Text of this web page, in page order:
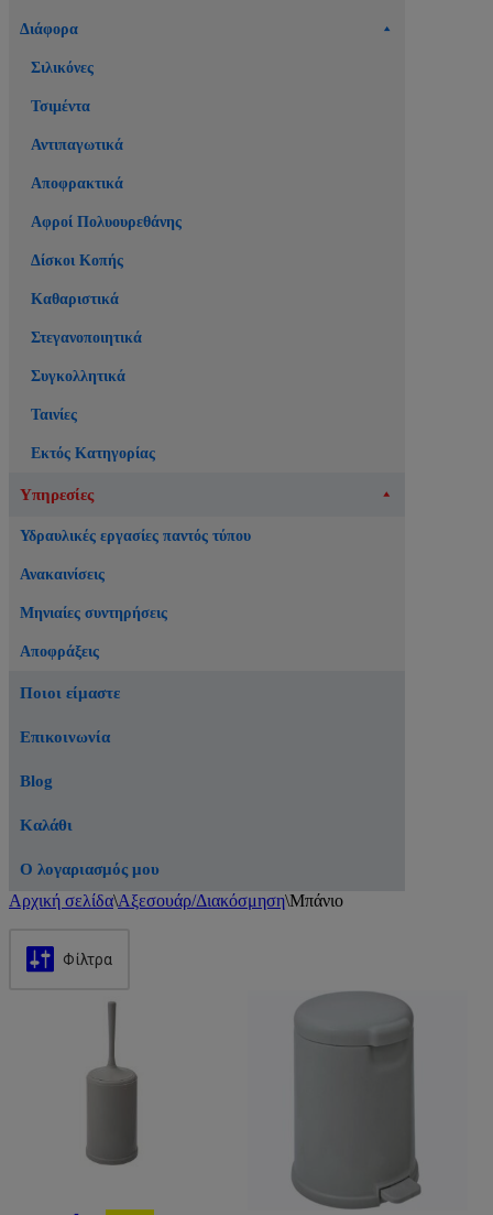
Διάφορα
Σιλικόνες
Τσιμέντα
Αντιπαγωτικά
Αποφρακτικά
Αφροί Πολυουρεθάνης
Δίσκοι Κοπής
Καθαριστικά
Στεγανοποιητικά
Συγκολλητικά
Ταινίες
Εκτός Κατηγορίας
Υπηρεσίες
Υδραυλικές εργασίες παντός τύπου
Ανακαινίσεις
Μηνιαίες συντηρήσεις
Αποφράξεις
Ποιοι είμαστε
Επικοινωνία
Blog
Καλάθι
Ο λογαριασμός μου
Αρχική σελίδα\Αξεσουάρ/Διακόσμηση\Μπάνιο